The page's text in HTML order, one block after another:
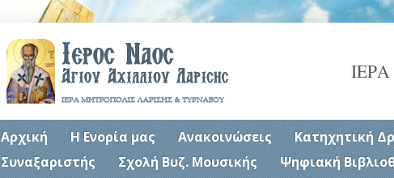
Αρχική Η Ενορία μας Ανακοινώσεις Κατηχητική
Συναξαριστής
Σχολή Βυζ. Μουσικής Ψηφιακή